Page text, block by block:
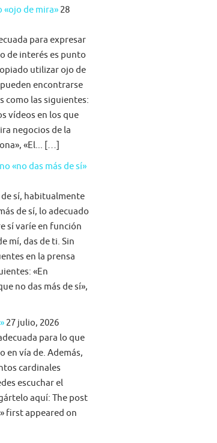
«ojo de mira» 28
para expresar
de interés es punto
utilizar ojo de
encontrarse
como las siguientes:
vídeos en los que
negocios de la
«El... […]
«no das más de sí»
sí, habitualmente
de sí, lo adecuado
sí varíe en función
mí, das de ti. Sin
en la prensa
«En
no das más de sí»,
27 julio, 2026
para lo que
en vía de. Además,
cardinales
escuchar el
aquí: The post
first appeared on